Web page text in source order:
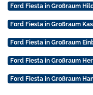
Ford Fiesta in Großraum
Ford Fiesta in Großraum
Ford Fiesta in Großraum
Ford Fiesta in Großraum
Ford Fiesta in Großraum